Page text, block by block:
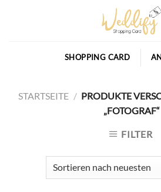
SHOPPING CARD
STARTSEITE / PRODUKTE
„FOTOGRAF“
FILTER